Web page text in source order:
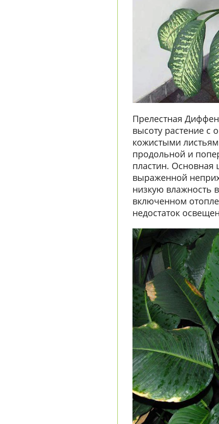
Прелестная
высоту растение
кожистыми
продольной и
пластин. Основная
выраженной
низкую влажность
включенном
недостаток